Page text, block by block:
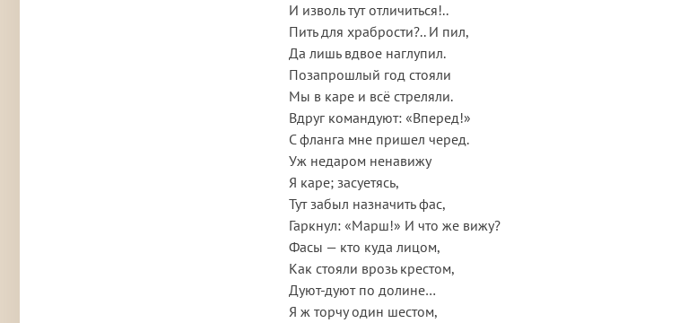
И изволь тут отличиться!..
Пить для храбрости?.. И пил,
Да лишь вдвое наглупил.
Позапрошлый год стояли
Мы в каре и всё стреляли.
Вдруг командуют: «Вперед!»
С фланга мне пришел черед.
Уж недаром ненавижу
Я каре; засуетясь,
Тут забыл назначить фас,
Гаркнул: «Марш!» И что же вижу?
Фасы — кто куда лицом,
Как стояли врозь крестом,
Дуют-дуют по долине…
Я ж торчу один шестом,